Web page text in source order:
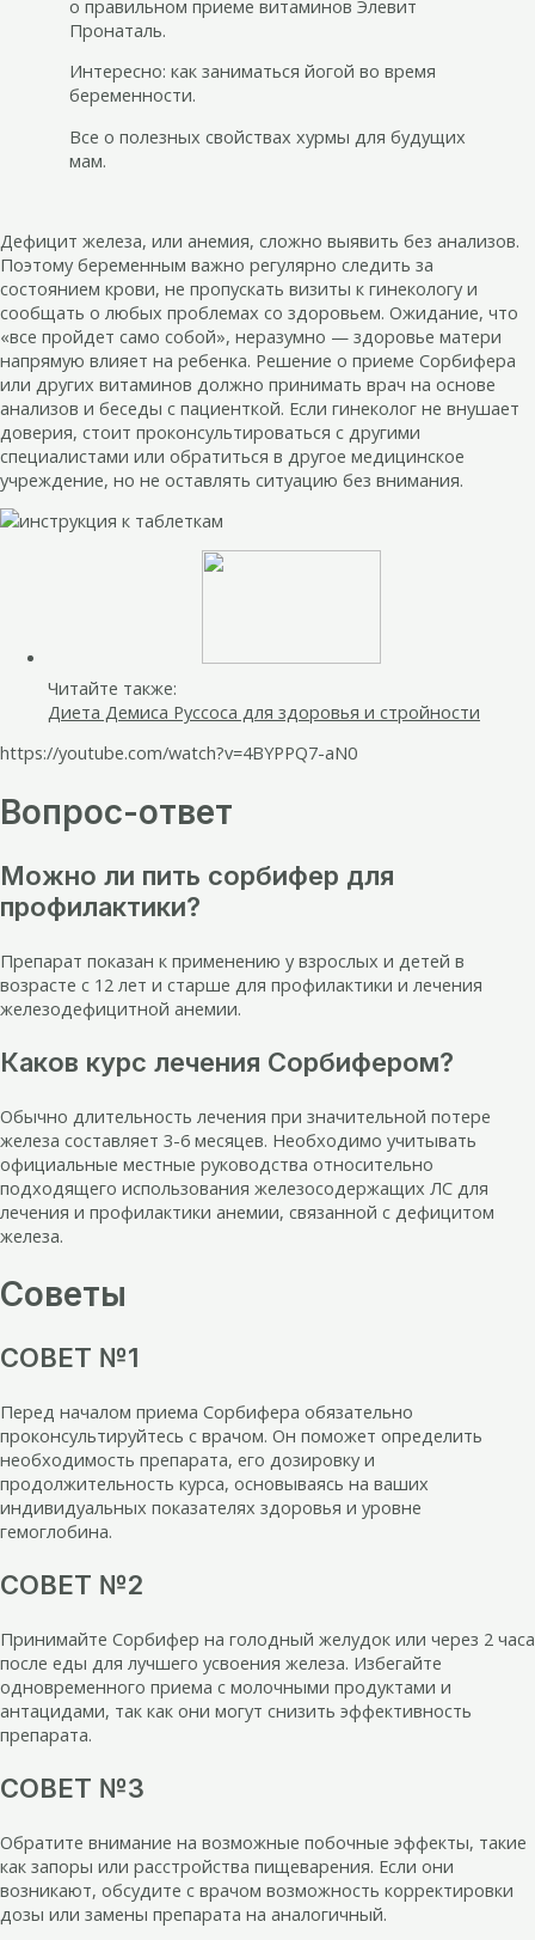
о правильном приеме витаминов Элевит
Пронаталь.
Интересно: как заниматься йогой во время
беременности.
Все о полезных свойствах хурмы для будущих
мам.
Дефицит железа, или анемия, сложно выявить без анализов.
Поэтому беременным важно регулярно следить за
состоянием крови, не пропускать визиты к гинекологу и
сообщать о любых проблемах со здоровьем. Ожидание, что
«все пройдет само собой», неразумно — здоровье матери
напрямую влияет на ребенка. Решение о приеме Сорбифера
или других витаминов должно принимать врач на основе
анализов и беседы с пациенткой. Если гинеколог не внушает
доверия, стоит проконсультироваться с другими
специалистами или обратиться в другое медицинское
учреждение, но не оставлять ситуацию без внимания.
Читайте также:
Диета Демиса Руссоса для здоровья и стройности
https://youtube.com/watch?v=4BYPPQ7-aN0
Вопрос-ответ
Можно ли пить сорбифер для
профилактики?
Препарат показан к применению у взрослых и детей в
возрасте с 12 лет и старше для профилактики и лечения
железодефицитной анемии.
Каков курс лечения Сорбифером?
Обычно длительность лечения при значительной потере
железа составляет 3-6 месяцев. Необходимо учитывать
официальные местные руководства относительно
подходящего использования железосодержащих ЛС для
лечения и профилактики анемии, связанной с дефицитом
железа.
Советы
СОВЕТ №1
Перед началом приема Сорбифера обязательно
проконсультируйтесь с врачом. Он поможет определить
необходимость препарата, его дозировку и
продолжительность курса, основываясь на ваших
индивидуальных показателях здоровья и уровне
гемоглобина.
СОВЕТ №2
Принимайте Сорбифер на голодный желудок или через 2 часа
после еды для лучшего усвоения железа. Избегайте
одновременного приема с молочными продуктами и
антацидами, так как они могут снизить эффективность
препарата.
СОВЕТ №3
Обратите внимание на возможные побочные эффекты, такие
как запоры или расстройства пищеварения. Если они
возникают, обсудите с врачом возможность корректировки
дозы или замены препарата на аналогичный.